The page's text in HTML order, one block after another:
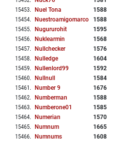
15453. Nuel Tona 1588
15454. Nuestroamigomarco 1588
15455. Nugururohit 1595
15456. Nuklearmin 1568
15457. Nullchecker 1576
15458. Nulledge 1604
15459. Nullenlord99 1592
15460. Nullnull 1584
15461 . Number 9 1676
15462. Numberman 1588
15463. Numberone01 1585
15464. Numerian 1570
15465. Numnum 1665
15466. Numnums 1608